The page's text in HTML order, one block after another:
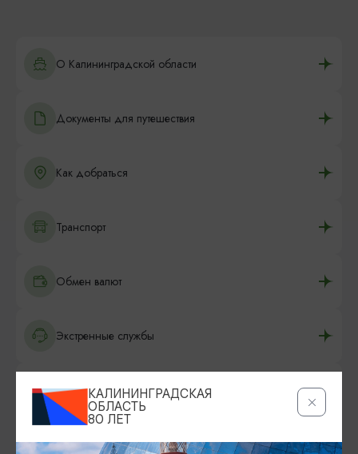
О Калининградской области
Документы для путешествия
Как добраться
Транспорт
Обмен валют
Экстренные службы
Отправить открытку
Карты и брошюры
КАЛИНИНГРАДСКАЯ
ОБЛАСТЬ
80 ЛЕТ